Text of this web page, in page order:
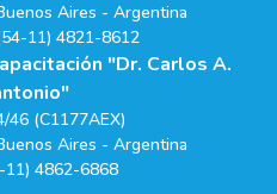
Aires - Argentina
11) 4821-8612
"Dr. Carlos A.
46 (C1177AEX)
Aires - Argentina
4862-6868